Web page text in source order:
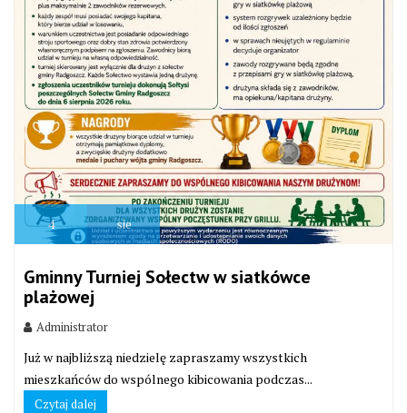
4 sie
Gminny Turniej Sołectw w siatkówce
plażowej
Administrator
Już w najbliższą niedzielę zapraszamy wszystkich
mieszkańców do wspólnego kibicowania podczas...
Czytaj dalej